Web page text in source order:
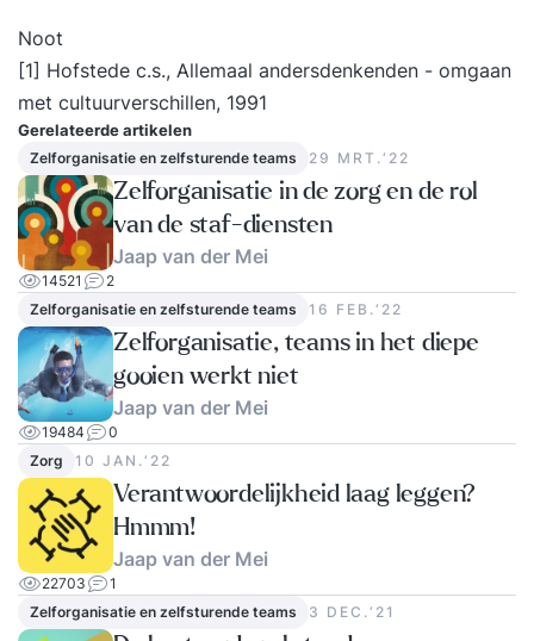
Noot
[1] Hofstede c.s., Allemaal andersdenkenden - omgaan
met cultuurverschillen, 1991
Gerelateerde artikelen
Zelforganisatie en zelfsturende teams 29 MRT.‘22
Zelforganisatie in de zorg en de rol
van de staf-diensten
Jaap van der Mei
14521
2
Zelforganisatie en zelfsturende teams
16 FEB.‘22
Zelforganisatie, teams in het diepe
gooien werkt niet
Jaap van der Mei
19484
0
Zorg
10 JAN.‘22
Verantwoordelijkheid laag leggen?
Hmmm!
Jaap van der Mei
22703
1
Zelforganisatie en zelfsturende teams
3 DEC.‘21